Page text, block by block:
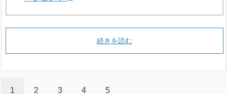
続きを読む
1 2 3 4 5